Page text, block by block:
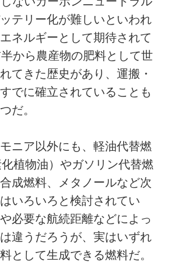
テリー化が難しいといわれ
ネルギーとして期待されて
から農産物の肥料として世
てきた歴史があり、運搬・
でに確立されていることも
だ。
ニア以外にも、軽油代替燃
植物油）やガソリン代替燃
成燃料、メタノールなど次
いろいろと検討されてい
必要な航続距離などによっ
違うだろうが、実はいずれ
として生成できる燃料だ。